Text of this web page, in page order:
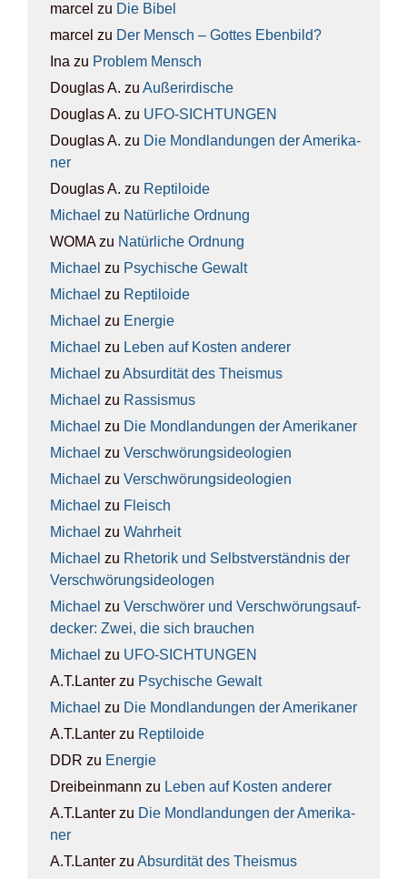
marcel zu Die Bibel
marcel zu Der Mensch – Got­tes Eben­bild?
Ina zu Pro­blem Mensch
Douglas A. zu Außer­ir­di­sche
Douglas A. zu UFO-SICH­TUN­GEN
Douglas A. zu Die Mond­lan­dun­gen der Ame­ri­ka­
ner
Douglas A. zu Rep­ti­lo­ide
Michael zu Natür­li­che Ord­nung
WOMAzu Natür­li­che Ord­nung
Michael zu Psy­chi­sche Gewalt
Michael zu Rep­ti­lo­ide
Michael zu Ener­gie
Michael zu Leben auf Kos­ten ande­rer
Michael zu Absur­di­tät des The­is­mus
Michael zu Ras­sis­mus
Michael zu Die Mond­lan­dun­gen der Ame­ri­ka­ner
Michael zu Ver­schwö­rungs­ideo­lo­gien
Michael zu Ver­schwö­rungs­ideo­lo­gien
Michael zu Fleisch
Michael zu Wahr­heit
Michael zu Rhe­to­rik und Selbst­ver­ständ­nis der
Ver­schwö­rungs­ideo­lo­gen
Michael zu Ver­schwö­rer und Ver­schwö­rungs­auf­
de­cker: Zwei, die sich brau­chen
Michael zu UFO-SICH­TUN­GEN
A.T.Lanter zu Psy­chi­sche Gewalt
Michael zu Die Mond­lan­dun­gen der Ame­ri­ka­ner
A.T.Lanter zu Rep­ti­lo­ide
DDR zu Ener­gie
Dreibeinmann zu Leben auf Kos­ten ande­rer
A.T.Lanter zu Die Mond­lan­dun­gen der Ame­ri­ka­
ner
A.T.Lanter zu Absur­di­tät des The­is­mus